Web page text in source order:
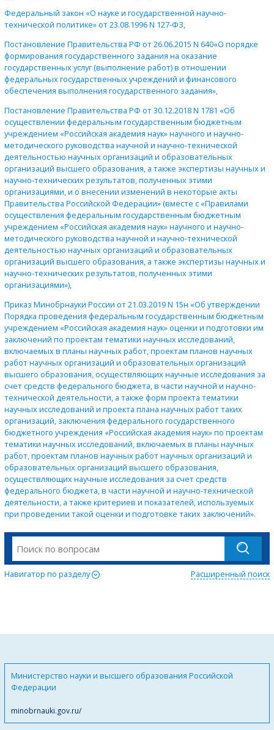
Федеральный закон «О науке и государственной научно-
технической политике» от 23.08.1996 N 127-ФЗ,
Постановление Правительства РФ от 26.06.2015 N 640«О порядке
формирования государственного задания на оказание
государственных услуг (выполнение работ) в отношении
федеральных государственных учреждений и финансового
обеспечения выполнения государственного задания»,
Постановление Правительства РФ от 30.12.2018 N 1781 «Об
осуществлении федеральным государственным бюджетным
учреждением «Российская академия наук» научного и научно-
методического руководства научной и научно-технической
деятельностью научных организаций и образовательных
организаций высшего образования, а также экспертизы научных и
научно-технических результатов, полученных этими
организациями, и о внесении изменений в некоторые акты
Правительства Российской Федерации» (вместе с «Правилами
осуществления федеральным государственным бюджетным
учреждением «Российская академия наук» научного и научно-
методического руководства научной и научно-технической
деятельностью научных организаций и образовательных
организаций высшего образования, а также экспертизы научных и
научно-технических результатов, полученных этими
организациями»),
Приказ Минобрнауки России от 21.03.2019 N 15н «Об утверждении
Порядка проведения федеральным государственным бюджетным
учреждением «Российская академия наук» оценки и подготовки им
заключений по проектам тематики научных исследований,
включаемых в планы научных работ, проектам планов научных
работ научных организаций и образовательных организаций
высшего образования, осуществляющих научные исследования за
счет средств федерального бюджета, в части научной и научно-
технической деятельности, а также форм проекта тематики
научных исследований и проекта плана научных работ таких
организаций, заключения федерального государственного
бюджетного учреждения «Российская академия наук» по проектам
тематики научных исследований, включаемых в планы научных
работ, проектам планов научных работ научных организаций и
образовательных организаций высшего образования,
осуществляющих научные исследования за счет средств
федерального бюджета, в части научной и научно-технической
деятельности, а также критериев и показателей, используемых
при проведении такой оценки и подготовке таких заключений».
Навигатор по разделу Расширенный поиск
Министерство науки и высшего образования Российской
Федерации
minobrnauki.gov.ru/